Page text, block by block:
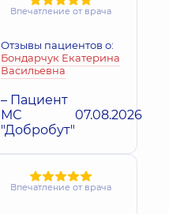
Впечатление от врача
Отзывы пациентов о:
Бондарчук Екатерина
Васильевна
– Пациент
МС
"Добробут"
07.08.2026
Впечатление от врача